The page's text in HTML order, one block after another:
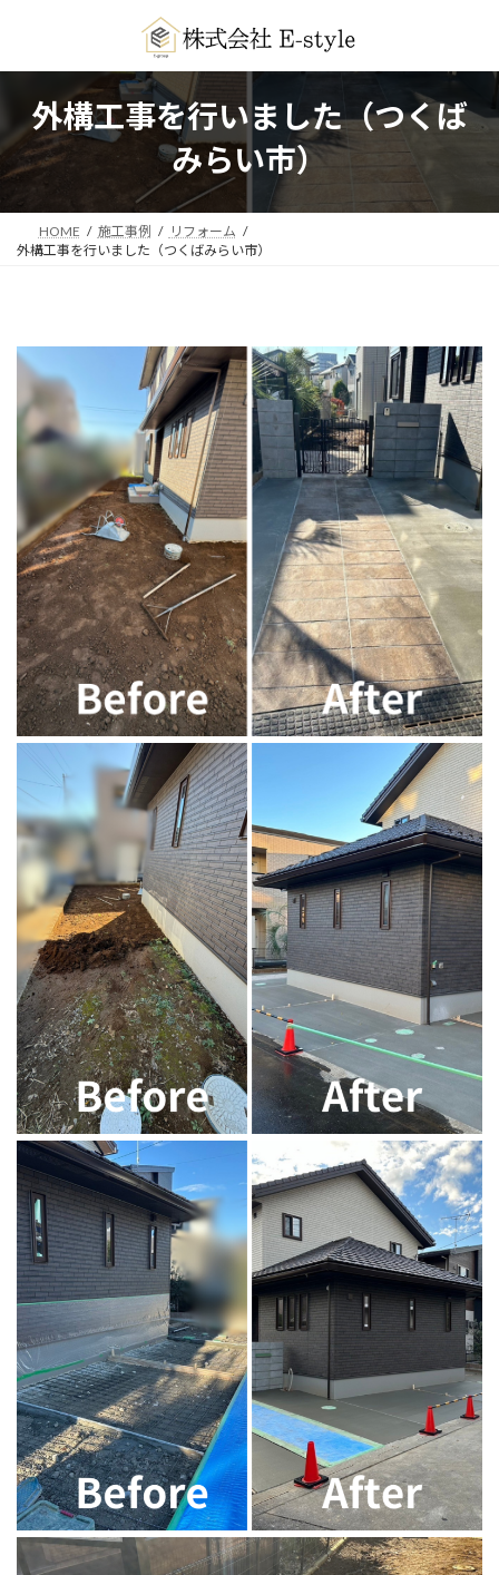
ン
ス
キ
プ
ー
ン
に
動
外構工事を行いました（つくば
みらい市）
HOME 施工事例
リフォーム
外構工事を行いました（つくばみらい市）